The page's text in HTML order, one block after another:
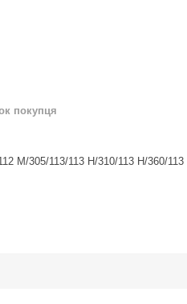
покупця
M/305/113/113 H/310/113 H/360/